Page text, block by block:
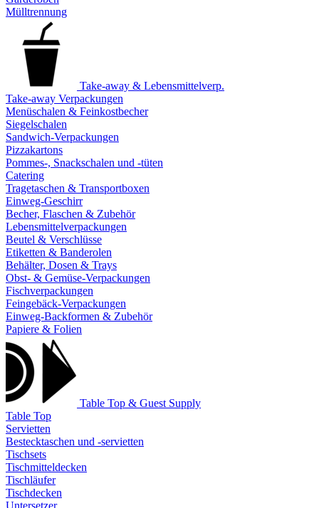
Mülltrennung
Take-away & Lebensmittelverp.
Take-away Verpackungen
Menüschalen & Feinkostbecher
Siegelschalen
Sandwich-Verpackungen
Pizzakartons
Pommes-, Snackschalen und -tüten
Catering
Tragetaschen & Transportboxen
Einweg-Geschirr
Becher, Flaschen & Zubehör
Lebensmittelverpackungen
Beutel & Verschlüsse
Etiketten & Banderolen
Behälter, Dosen & Trays
Obst- & Gemüse-Verpackungen
Fischverpackungen
Feingebäck-Verpackungen
Einweg-Backformen & Zubehör
Papiere & Folien
Table Top & Guest Supply
Table Top
Servietten
Bestecktaschen und -servietten
Tischsets
Tischmitteldecken
Tischläufer
Tischdecken